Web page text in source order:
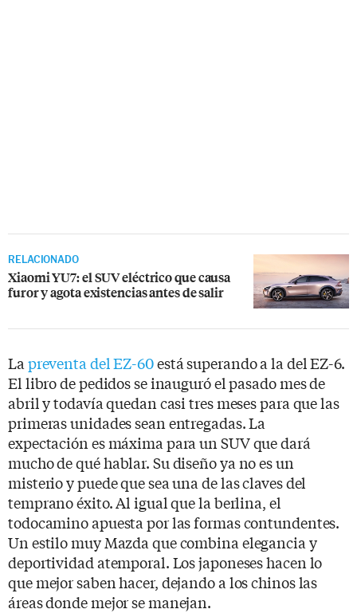
RELACIONADO
Xiaomi YU7: el SUV eléctrico que causa
furor y agota existencias antes de salir
La preventa del EZ-60está superando a la del EZ-6.
El libro de pedidos se inauguró el pasado mes de
abril y todavía quedan casi tres meses para que las
primeras unidades sean entregadas. La
expectación es máxima para un SUV que dará
mucho de qué hablar. Su diseño ya no es un
misterio y puede que sea una de las claves del
temprano éxito. Al igual que la berlina, el
todocamino apuesta por las formas contundentes.
Un estilo muy Mazda que combina elegancia y
deportividad atemporal. Los japoneses hacen lo
que mejor saben hacer, dejando a los chinos las
áreas donde mejor se manejan.